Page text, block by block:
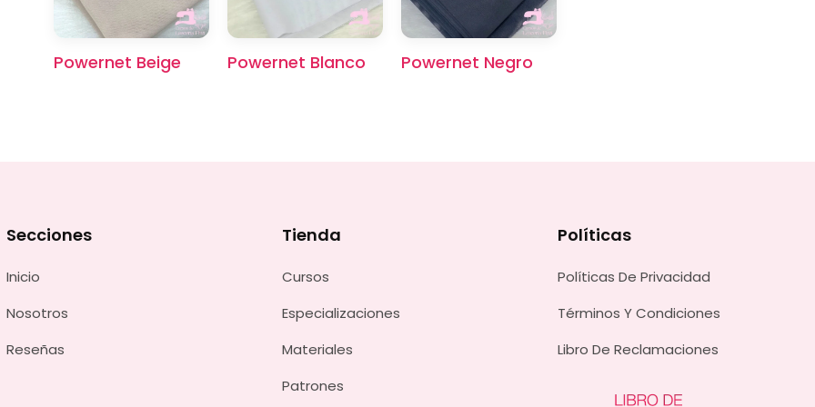
Powernet Beige Powernet Blanco Powernet Negro
Secciones
Inicio
Nosotros
Reseñas
Tienda
Cursos
Especializaciones
Materiales
Patrones
Políticas
Políticas De Privacidad
Términos Y Condiciones
Libro De Reclamaciones